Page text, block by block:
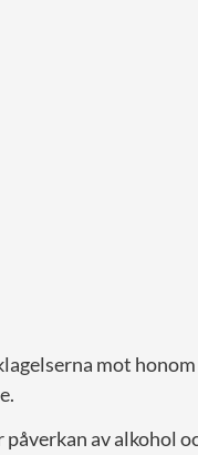
mot
av alkohol